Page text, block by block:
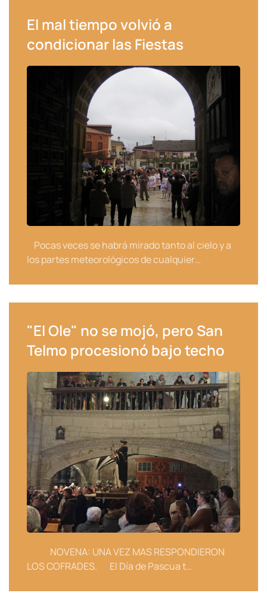
El mal tiempo volvió a
condicionar las Fiestas
Pocas veces se habrá mirado tanto al cielo y a
los partes meteorológicos de cualquier…
"El Ole" no se mojó, pero San
Telmo procesionó bajo techo
NOVENA: UNA VEZ MAS RESPONDIERON
LOS COFRADES. El Día de Pascua t…